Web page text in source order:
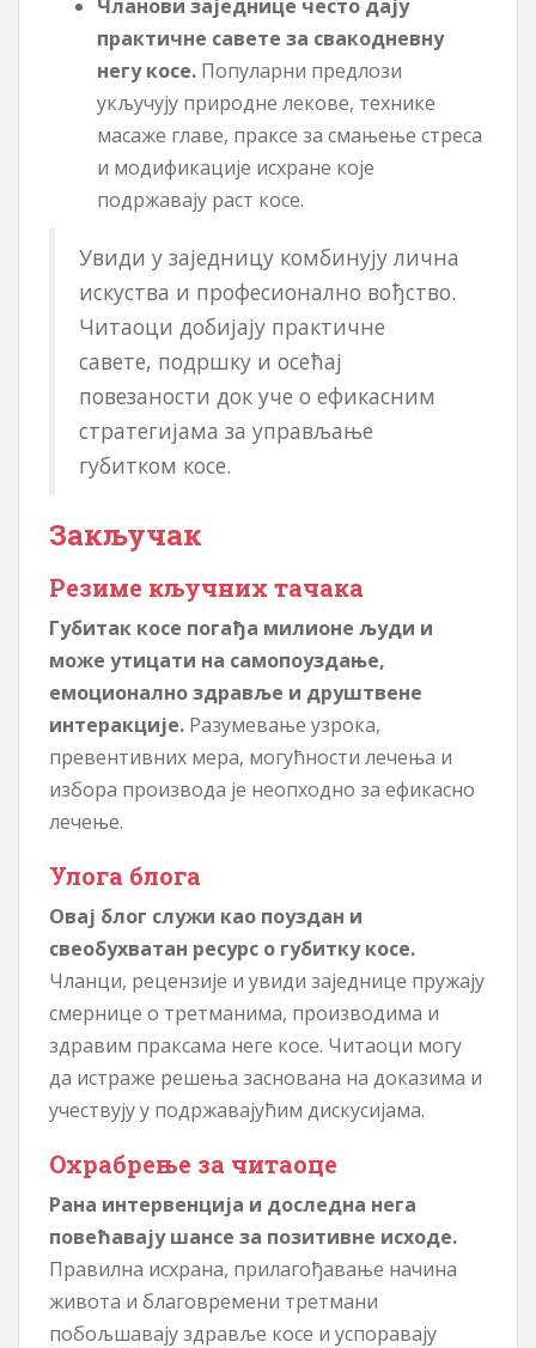
Чланови заједнице често дају
практичне савете за свакодневну
негу косе. Популарни предлози
укључују природне лекове, технике
масаже главе, праксе за смањење стреса
и модификације исхране које
подржавају раст косе.
Увиди у заједницу комбинују лична
искуства и професионално вођство.
Читаоци добијају практичне
савете, подршку и осећај
повезаности док уче о ефикасним
стратегијама за управљање
губитком косе.
Закључак
Резиме кључних тачака
Губитак косе погађа милионе људи и
може утицати на самопоуздање,
емоционално здравље и друштвене
интеракције. Разумевање узрока,
превентивних мера, могућности лечења и
избора производа је неопходно за ефикасно
лечење.
Улога блога
Овај блог служи као поуздан и
свеобухватан ресурс о губитку косе.
Чланци, рецензије и увиди заједнице пружају
смернице о третманима, производима и
здравим праксама неге косе. Читаоци могу
да истраже решења заснована на доказима и
учествују у подржавајућим дискусијама.
Охрабрење за читаоце
Рана интервенција и доследна нега
повећавају шансе за позитивне исходе.
Правилна исхрана, прилагођавање начина
живота и благовремени третмани
побољшавају здравље косе и успоравају